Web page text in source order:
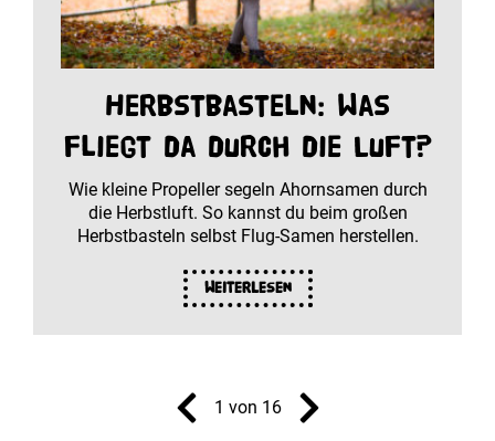
Herbstbasteln: Was
fliegt da durch die Luft?
Wie kleine Propeller segeln Ahornsamen durch
die Herbstluft. So kannst du beim großen
Herbstbasteln selbst Flug-Samen herstellen.
Weiterlesen
1 von 16